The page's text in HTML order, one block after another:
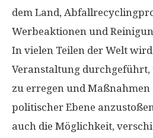
dem Land,
Werbeaktionen und
In vielen Teilen der Welt
Veranstaltung
zu erregen und
politischer Ebene
auch die Möglichkeit,